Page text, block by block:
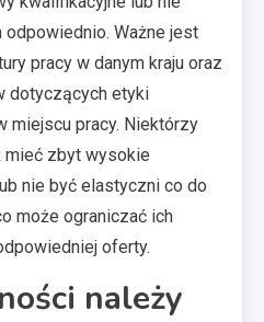
Ważne jest
pracy w danym kraju oraz
dotyczących etyki
miejscu pracy. Niektórzy
mieć zbyt wysokie
nie być elastyczni co do
może ograniczać ich
oferty.
należy